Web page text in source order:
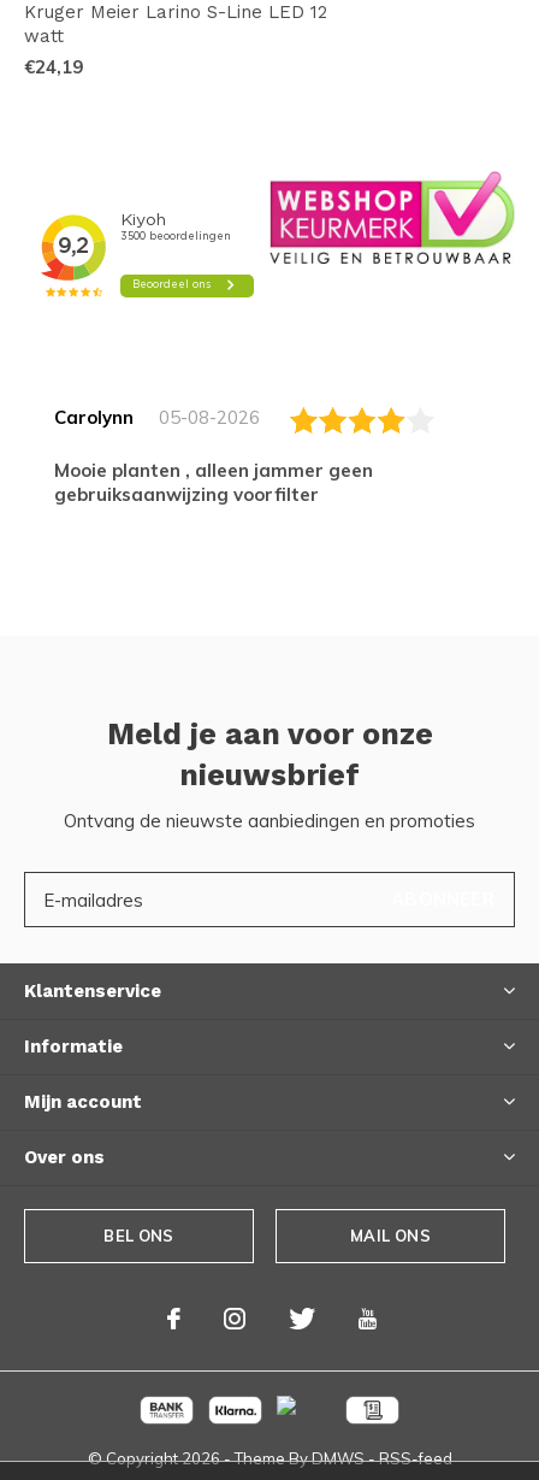
Kruger Meier Larino S-Line LED 12
watt
€24,19
Carolynn 05-08-2026
Mooie planten , alleen jammer geen
gebruiksaanwijzing voorfilter
Meld je aan voor onze
nieuwsbrief
Ontvang de nieuwste aanbiedingen en promoties
Klantenservice
Informatie
Mijn account
Over ons
BEL ONS MAIL ONS
© Copyright2026- Theme ByDMWS-RSS-feed